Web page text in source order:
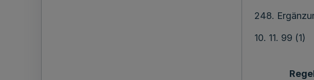
248.
10. 11. 99 (1)